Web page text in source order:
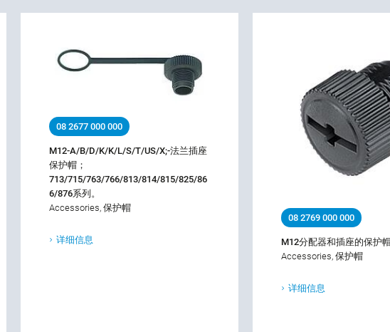
08 2677 000 000
M12-A/B/D/K/K/L/S/T/US/X;-法兰插座
保护帽；
713/715/763/766/813/814/815/825/86
6/876系列。
Accessories, 保护帽
详细信息
08 2769 000 000
M12分配器和插座的保护
Accessories, 保护帽
详细信息